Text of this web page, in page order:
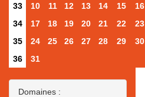
33
10 11 12 13 14 15
16
34
17 18 19 20 21 22
23
35
24 25 26 27 28 29
30
36
31
Domaines :